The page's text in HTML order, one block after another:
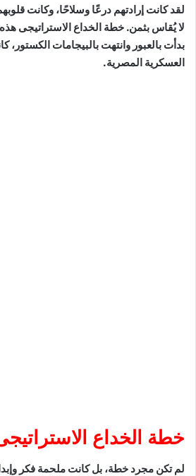
لقد كانت إرادتهم درعًا وسلاحًا، وكانت
لا يُقاس بثمن. خطة الخداع الاستراتيجى
بدأت بالعبور وانتهت بالبيجامات الكستور،
العسكرية المصرية.
خطة الخداع
لم تكن مجرد خطة، بل كانت ملحمة فكر